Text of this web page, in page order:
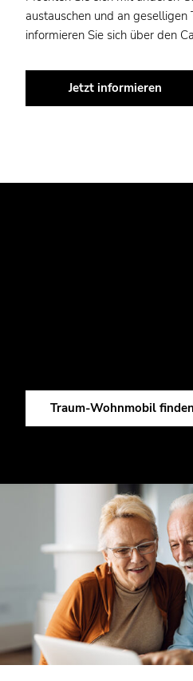
austauschen und an
informieren Sie sich über den
Jetzt informieren
Traum-Wohnmobil finden